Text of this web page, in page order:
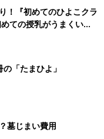
！『初めてのひよこクラ
ての授乳がうまくい
と夏のトラブル 解決テ
「たまひよ」
墓じまい費用